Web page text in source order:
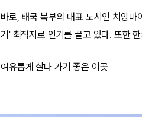
바로, 태국 북부의 대표 도시인 치앙
기' 최적지로 인기를 끌고 있다. 또한
여유롭게 살다 가기 좋은 이곳